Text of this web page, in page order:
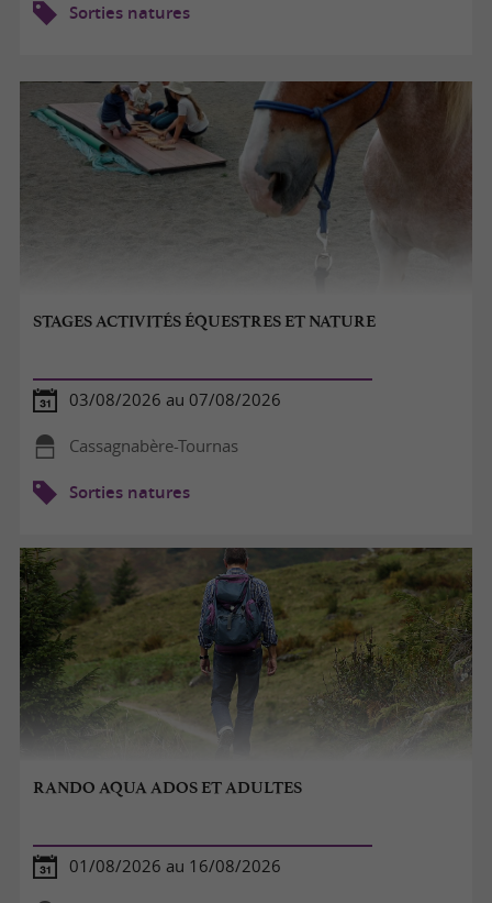
Sorties natures
STAGES ACTIVITÉS ÉQUESTRES ET NATURE
03/08/2026 au 07/08/2026
Cassagnabère-Tournas
Sorties natures
RANDO AQUA ADOS ET ADULTES
01/08/2026 au 16/08/2026